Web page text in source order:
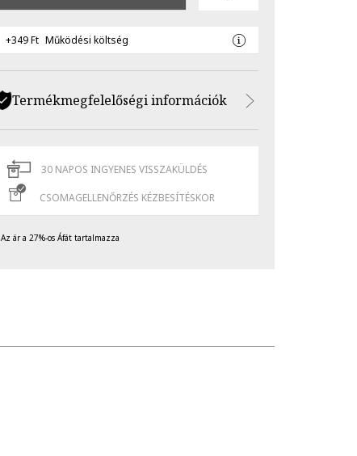
+349 Ft Működési költség
Termékmegfelelőségi információk
30 NAPOS INGYENES VISSZAKÜLDÉS
CSOMAGELLENŐRZÉS KÉZBESÍTÉSKOR
Az ár a 27%-os Áfát tartalmazza